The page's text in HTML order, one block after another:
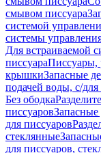
смывом писсуара
системой
системы
Для встраиваемой
писсуараПиссуары,
крышкиЗапасные
подачей воды, с/
Без ободка
писсуаровЗапасные
для писсуаров
стеклянные
для писсуаров,